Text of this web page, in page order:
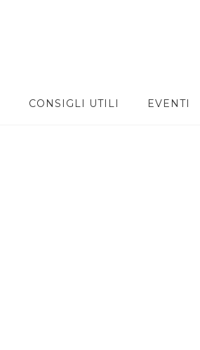
CONSIGLI UTILI EVENTI